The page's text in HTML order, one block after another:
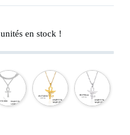
unités en stock !